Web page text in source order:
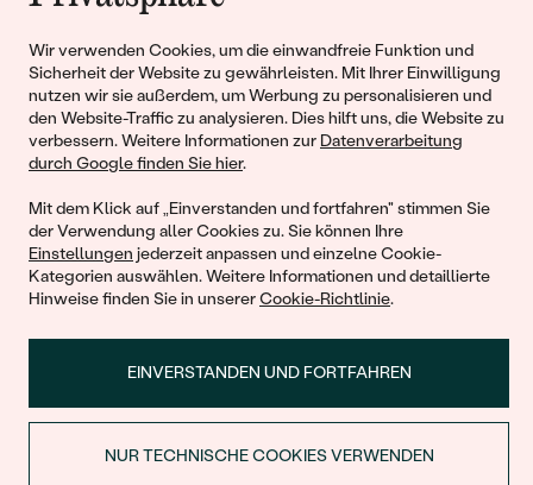
Wir verwenden Cookies, um die einwandfreie Funktion und
Sicherheit der Website zu gewährleisten. Mit Ihrer Einwilligung
nutzen wir sie außerdem, um Werbung zu personalisieren und
den Website-Traffic zu analysieren. Dies hilft uns, die Website zu
verbessern. Weitere Informationen zur Datenverarbeitung
durch Google finden Sie hier.
Mit dem Klick auf „Einverstanden und fortfahren" stimmen Sie
der Verwendung aller Cookies zu. Sie können Ihre
Einstellungen jederzeit anpassen und einzelne Cookie-
Kategorien auswählen. Weitere Informationen und detaillierte
Hinweise finden Sie in unsererCookie-Richtlinie.
EINVERSTANDEN UND FORTFAHREN
NUR TECHNISCHE COOKIES VERWENDEN
Liebe
Begleiten Sie uns!